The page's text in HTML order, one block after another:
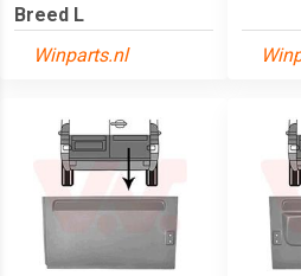
Breed L
Winparts.nl